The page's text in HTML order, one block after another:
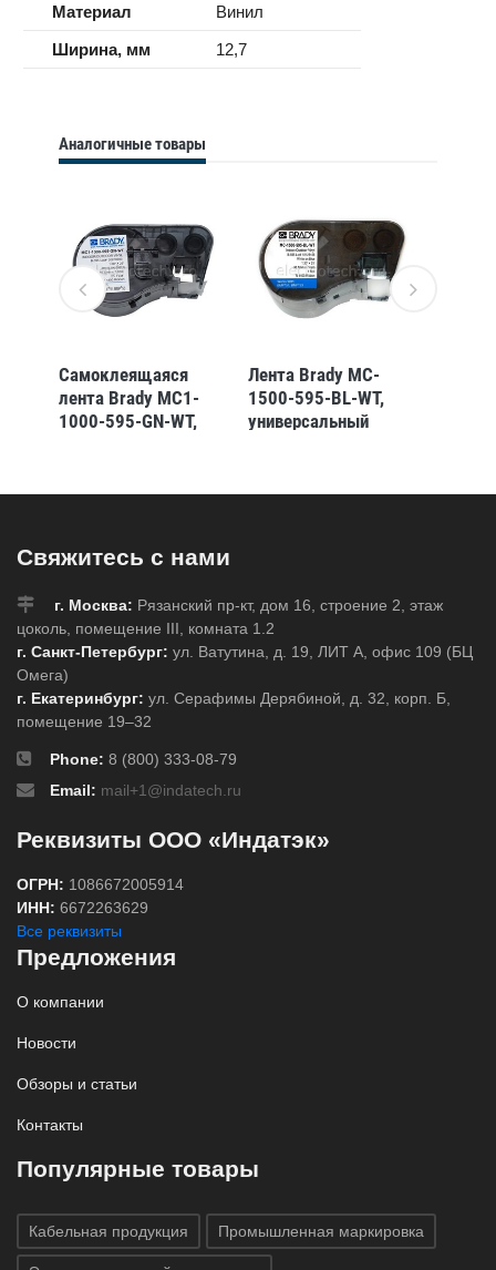
Материал
Винил
Ширина, мм
12,7
Аналогичные товары
53)
Самоклеящаяся
лента Brady MC1-
1000-595-GN-WT,
на зелёном, 25,4 мм
(BMP41/51/53)
Лента Brady MC-
1500-595-BL-WT,
универсальный
7,62 м (BMP51/53)
на
Свяжитесь с нами
г. Москва: Рязанский пр-кт, дом 16, строение 2, этаж
цоколь, помещение III, комната 1.2
г. Санкт-Петербург: ул. Ватутина, д. 19, ЛИТ А, офис 109 (БЦ
Омега)
г. Екатеринбург: ул. Серафимы Дерябиной, д. 32, корп. Б,
помещение 19–32
Phone: 8 (800) 333-08-79
Email: mail+1@indatech.ru
Реквизиты ООО «Индатэк»
ОГРН: 1086672005914
ИНН: 6672263629
Все реквизиты
Предложения
О компании
Новости
Обзоры и статьи
Контакты
Популярные товары
Кабельная продукция Промышленная маркировка